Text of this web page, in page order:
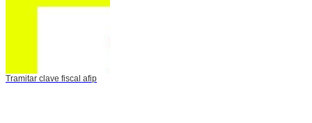
Tramitar clave fiscal afip